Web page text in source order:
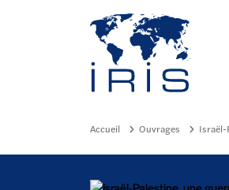
Aller au contenu principal
Accueil Ouvrages